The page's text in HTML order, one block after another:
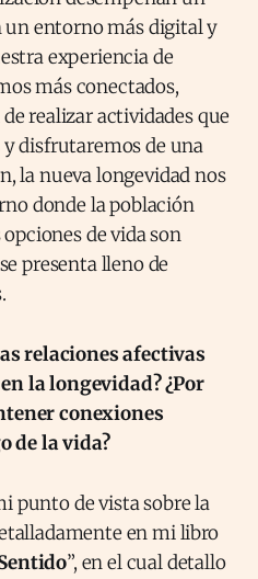
un entorno más digital y
experiencia de
más conectados,
realizar actividades que
disfrutaremos de una
la nueva longevidad nos
donde la población
opciones de vida son
presenta lleno de
relaciones afectivas
la longevidad? ¿Por
conexiones
de la vida?
punto de vista sobre la
en mi libro
”, en el cual detallo